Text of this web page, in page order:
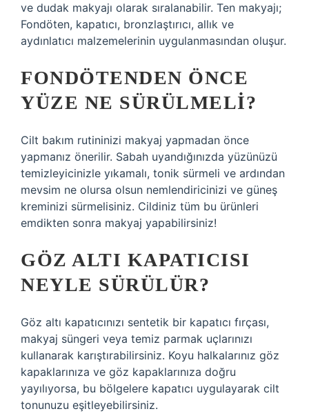
ve dudak makyajı olarak sıralanabilir. Ten makyajı;
Fondöten, kapatıcı, bronzlaştırıcı, allık ve
aydınlatıcı malzemelerinin uygulanmasından oluşur.
FONDÖTENDEN ÖNCE
YÜZE NE SÜRÜLMELI?
Cilt bakım rutininizi makyaj yapmadan önce
yapmanız önerilir. Sabah uyandığınızda yüzünüzü
temizleyicinizle yıkamalı, tonik sürmeli ve ardından
mevsim ne olursa olsun nemlendiricinizi ve güneş
kreminizi sürmelisiniz. Cildiniz tüm bu ürünleri
emdikten sonra makyaj yapabilirsiniz!
GÖZ ALTI KAPATICISI
NEYLE SÜRÜLÜR?
Göz altı kapatıcınızı sentetik bir kapatıcı fırçası,
makyaj süngeri veya temiz parmak uçlarınızı
kullanarak karıştırabilirsiniz. Koyu halkalarınız göz
kapaklarınıza ve göz kapaklarınıza doğru
yayılıyorsa, bu bölgelere kapatıcı uygulayarak cilt
tonunuzu eşitleyebilirsiniz.